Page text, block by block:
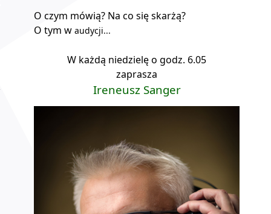
O czym mówią? Na co się skarżą?
O tym w audycji...
W każdą niedzielę o godz. 6.05
zaprasza
Ireneusz Sanger